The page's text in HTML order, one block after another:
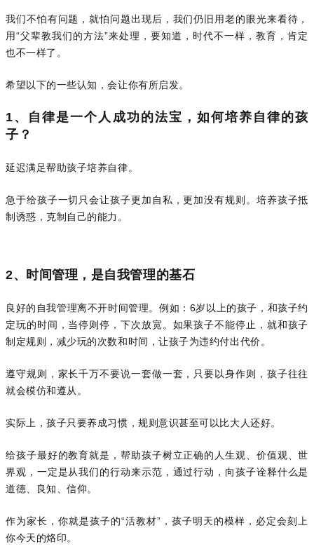
我们不怕有问题，就怕问题出现后，我们仍旧用老的眼光来看待，
用“父辈教我们的方法”来处理，要知道，时代不一样，教育，肯定
也不一样了。
希望以下的一些认知，会让你有所启发。
1、自律是一个人成功的法宝，如何培养自律的孩
子？
延迟满足帮助孩子培养自律。
急于给孩子一切只会让孩子更加自私，更加没有规则。培养孩子抵
制诱惑，克制自己的能力。
2、时间管理，是自我管理的基石
良好的自我管理离不开时间管理。例如：6岁以上的孩子，和孩子约
定玩的时间，当停则停，下次放宽。如果孩子不能停止，就和孩子
制定规则，减少玩的次数和时间，让孩子为违约付出代价。
遵守规则，家长千万不要说一套做一套，只要以身作则，孩子往往
就会模仿和遵从。
实际上，孩子只要养成习惯，规则意识甚至可以比大人还好。
给孩子最好的教育就是，帮助孩子树立正确的人生观、价值观、世
界观，一定是从我们的行动来示范，通过行动，向孩子诠释什么是
道德、良知、信仰。
作为家长，你就是孩子的“活教材”，孩子明天的模样，必定会刻上
你今天的烙印。